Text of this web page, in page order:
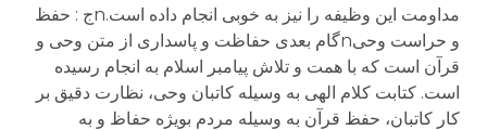
مداومت این وظیفه را نیز به خوبی انجام داده است.nج : حفظ
و حراست وحیnگام بعدی حفاظت و پاسداری از متن وحی و
قرآن است که با همت و تلاش پیامبر اسلام به انجام رسیده
است. کتابت کلام الهی به وسیله کاتبان وحی، نظارت دقیق بر
کار کاتبان، حفظ قرآن به وسیله مردم بویژه حفاظ و به